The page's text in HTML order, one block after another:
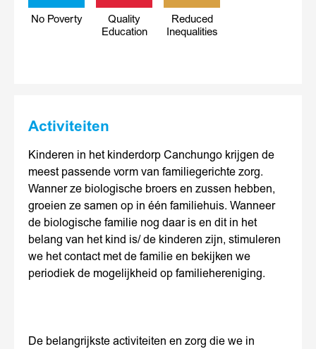
No Poverty
Quality
Education
Reduced
Inequalities
Activiteiten
Kinderen in het kinderdorp Canchungo krijgen de
meest passende vorm van familiegerichte zorg.
Wanner ze biologische broers en zussen hebben,
groeien ze samen op in één familiehuis. Wanneer
de biologische familie nog daar is en dit in het
belang van het kind is/ de kinderen zijn, stimuleren
we het contact met de familie en bekijken we
periodiek de mogelijkheid op familiehereniging.
De belangrijkste activiteiten en zorg die we in